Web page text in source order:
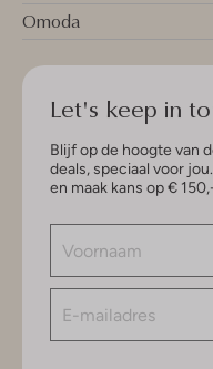
Omoda
Let's keep in
Blijf op de hoogte van
deals, speciaal voor
en maak kans op €